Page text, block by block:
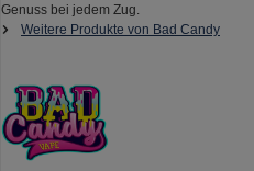
Genuss bei jedem Zug.
Weitere Produkte von Bad Candy